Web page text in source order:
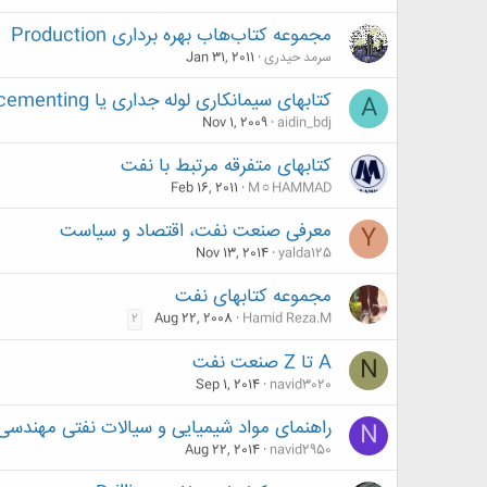
مجموعه کتاب‌هاب بهره برداری Production
سرمد حیدری Jan 31, 2011
A کتابهای سیمانکاری لوله جداری یا cementing
aidin_bdj
Nov 1, 2009
کتابهای متفرقه مرتبط با نفت
M☼HAMMAD
Feb 16, 2011
Y معرفی صنعت نفت، اقتصاد و سیاست
yalda125
Nov 13, 2014
مجموعه کتابهای نفت
Hamid Reza.M
Aug 22, 2008
2
N A تا Z صنعت نفت
navid3020
Sep 1, 2014
N راهنمای مواد شیمیایی و سیالات نفتی
navid2950
Aug 22, 2014